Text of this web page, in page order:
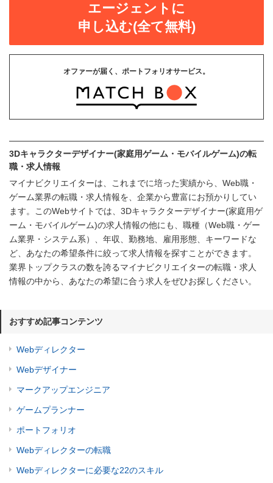
エージェントに
申し込む(全て無料)
オファーが届く、ポートフォリオサービス。
3Dキャラクターデザイナー(家庭用ゲーム・モバイルゲーム)の転
職・求人情報
マイナビクリエイターは、これまでに培った実績から、Web職・
ゲーム業界の転職・求人情報を、企業から豊富にお預かりしてい
ます。このWebサイトでは、3Dキャラクターデザイナー(家庭用ゲ
ーム・モバイルゲーム)の求人情報の他にも、職種（Web職・ゲー
ム業界・システム系）、年収、勤務地、雇用形態、キーワードな
ど、あなたの希望条件に絞って求人情報を探すことができます。
業界トップクラスの数を誇るマイナビクリエイターの転職・求人
情報の中から、あなたの希望に合う求人をぜひお探しください。
おすすめ記事コンテンツ
Webディレクター
Webデザイナー
マークアップエンジニア
ゲームプランナー
ポートフォリオ
Webディレクターの転職
Webディレクターに必要な22のスキル